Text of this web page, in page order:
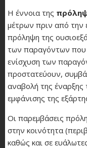
Η έννοια της
μέτρων πριν από την
πρόληψη της
των παραγόντων που
ενίσχυση των
προστατεύουν,
αναβολή της έναρξης
εμφάνισης της
Οι παρεμβάσεις
στην κοινότητα
καθώς και σε